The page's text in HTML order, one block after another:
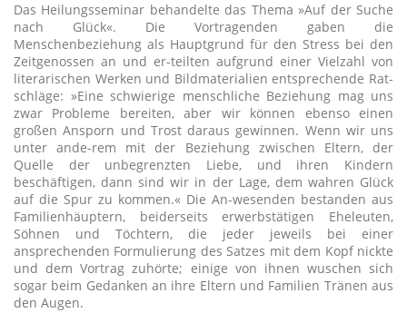
Das Heilungsseminar behandelte das Thema »Auf der Suche
nach Glück«. Die Vortragenden gaben die
Menschenbeziehung als Hauptgrund für den Stress bei den
Zeitgenossen an und er-teilten aufgrund einer Vielzahl von
literarischen Werken und Bildmaterialien entsprechende Rat-
schläge: »Eine schwierige menschliche Beziehung mag uns
zwar Probleme bereiten, aber wir können ebenso einen
großen Ansporn und Trost daraus gewinnen. Wenn wir uns
unter ande-rem mit der Beziehung zwischen Eltern, der
Quelle der unbegrenzten Liebe, und ihren Kindern
beschäftigen, dann sind wir in der Lage, dem wahren Glück
auf die Spur zu kommen.« Die An-wesenden bestanden aus
Familienhäuptern, beiderseits erwerbstätigen Eheleuten,
Söhnen und Töchtern, die jeder jeweils bei einer
ansprechenden Formulierung des Satzes mit dem Kopf nickte
und dem Vortrag zuhörte; einige von ihnen wuschen sich
sogar beim Gedanken an ihre Eltern und Familien Tränen aus
den Augen.